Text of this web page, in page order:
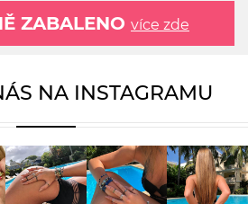
ZABALENO více zde
NA INSTAGRAMU